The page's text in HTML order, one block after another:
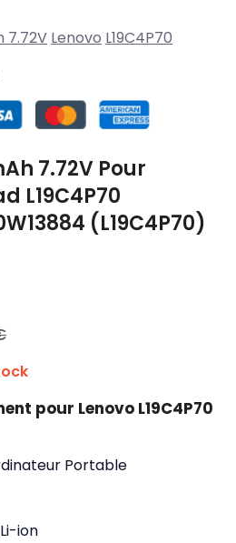
7.72V Lenovo L19C4P70
7.72V Pour
L19C4P70
(L19C4P70)
pour Lenovo L19C4P70
Portable
Li-ion